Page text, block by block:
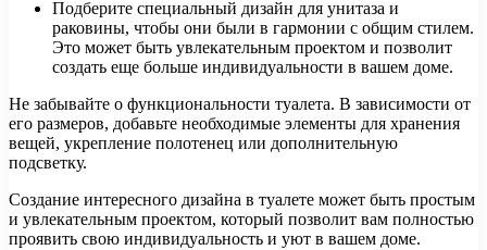
Подберите специальный дизайн для унитаза и
раковины, чтобы они были в гармонии с общим стилем.
Это может быть увлекательным проектом и позволит
создать еще больше индивидуальности в вашем доме.
Не забывайте о функциональности туалета. В зависимости от
его размеров, добавьте необходимые элементы для хранения
вещей, укрепление полотенец или дополнительную
подсветку.
Создание интересного дизайна в туалете может быть простым
и увлекательным проектом, который позволит вам полностью
проявить свою индивидуальность и уют в вашем доме.